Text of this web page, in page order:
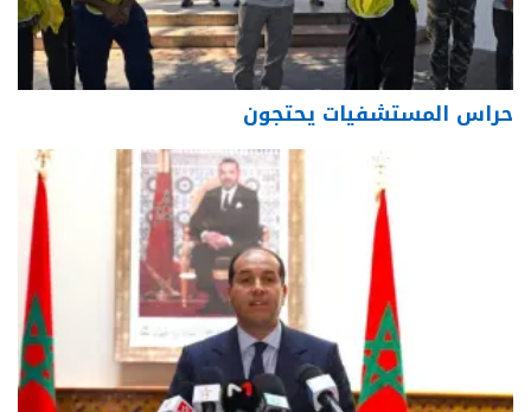
حراس المستشفيات يحتجون